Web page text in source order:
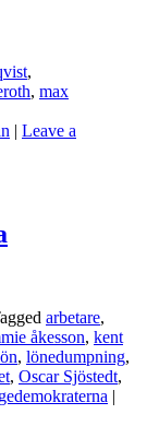
,
, max
| Leave a
arbetare,
åkesson, kent
, lönedumpning,
, Oscar Sjöstedt,
|